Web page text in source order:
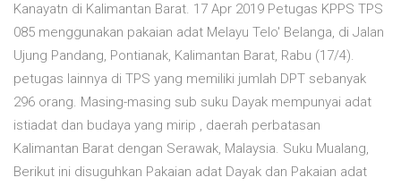
Kanayatn di Kalimantan Barat. 17 Apr 2019 Petugas KPPS TPS
085 menggunakan pakaian adat Melayu Telo' Belanga, di Jalan
Ujung Pandang, Pontianak, Kalimantan Barat, Rabu (17/4).
petugas lainnya di TPS yang memiliki jumlah DPT sebanyak
296 orang. Masing-masing sub suku Dayak mempunyai adat
istiadat dan budaya yang mirip , daerah perbatasan
Kalimantan Barat dengan Serawak, Malaysia. Suku Mualang,
Berikut ini disuguhkan Pakaian adat Dayak dan Pakaian adat